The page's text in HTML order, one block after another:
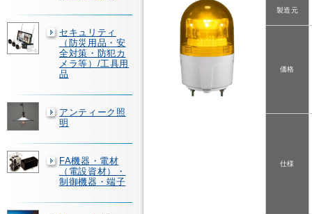
セキュリティ
（防災用品・安
全対策・防犯カ
メラ等）/工具用
品
アンティーク照
明
FA機器・電材
（電設資材）・
制御機器・端子
製造元
価格
仕様